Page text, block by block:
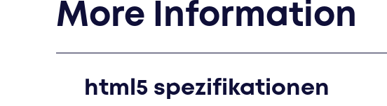
More Information
html5 spezifikationen